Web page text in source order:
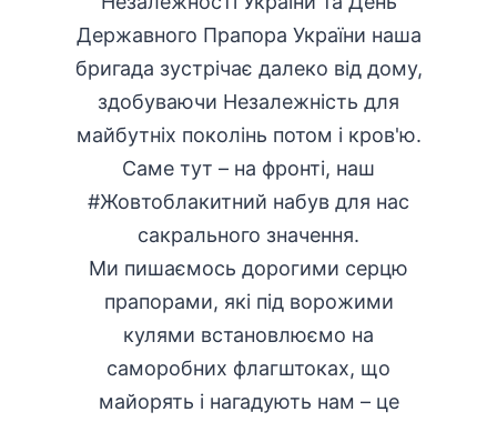
Державного Прапора України наша
бригада зустрічає далеко від дому,
здобуваючи Незалежність для
майбутніх поколінь потом і кров'ю.
Саме тут – на фронті, наш
#Жовтоблакитний набув для нас
сакрального значення.
Ми пишаємось дорогими серцю
прапорами, які під ворожими
кулями встановлюємо на
саморобних флагштоках, що
майорять і нагадують нам – це